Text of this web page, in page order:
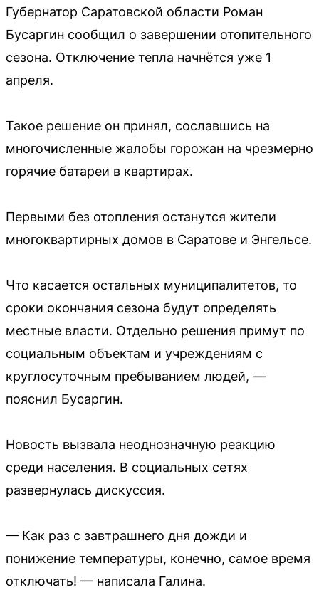
Губернатор Саратовской области Роман
Бусаргин сообщил о завершении отопительного
сезона. Отключение тепла начнётся уже 1
апреля.
Такое решение он принял, сославшись на
многочисленные жалобы горожан на чрезмерно
горячие батареи в квартирах.
Первыми без отопления останутся жители
многоквартирных домов в Саратове и Энгельсе.
Что касается остальных муниципалитетов, то
сроки окончания сезона будут определять
местные власти. Отдельно решения примут по
социальным объектам и учреждениям с
круглосуточным пребыванием людей, —
пояснил Бусаргин.
Новость вызвала неоднозначную реакцию
среди населения. В социальных сетях
развернулась дискуссия.
— Как раз с завтрашнего дня дожди и
понижение температуры, конечно, самое время
отключать! — написала Галина.